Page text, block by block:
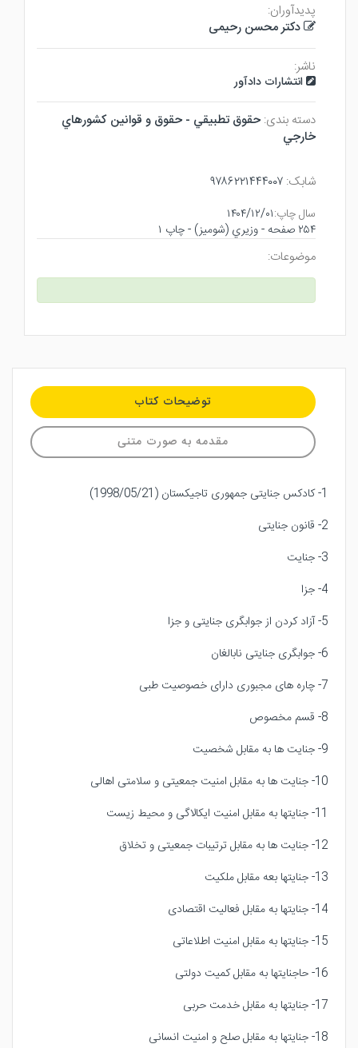
پدیدآوران:
دکتر محسن رحیمی
ناشر:
انتشارات دادآور
دسته بندی: حقوق تطبيقي - حقوق و قوانين كشورهاي
خارجي
شابک: ۹۷۸۶۲۲۱۴۴۴۰۰۷
سال چاپ:۱۴۰۴/۱۲/۰۱
۲۵۴ صفحه - وزيري (شوميز) - چاپ ۱
موضوعات:
توضیحات کتاب
مقدمه به صورت متنی
1- کادکس جنایتی جمهوری تاجیکستان (1998/05/21)
2- قانون جنایتی
3- جنایت
4- جزا
5- آزاد کردن از جوابگری جنایتی و جزا
6- جوابگری جنایتی نابالغان
7- چاره های مجبوری دارای خصوصیت طبی
8- قسم مخصوص
9- جنایت ها به مقابل شخصیت
10- جنایت ها به مقابل امنیت جمعیتی و سلامتی اهالی
11- جنایتها به مقابل امنیت ایکالاگی و محیط زیست
12- جنایت ها به مقابل ترتیبات جمعیتی و تخلاق
13- جنایتها بعه مقابل ملکیت
14- جنایتها به مقابل فعالیت اقتصادی
15- جنایتها به مقابل امنیت اطلاعاتی
16- حاجنایتها به مقابل کمیت دولتی
17- جنایتها به مقابل خدمت حربی
18- جنایتها به مقابل صلح و امنیت انسانی